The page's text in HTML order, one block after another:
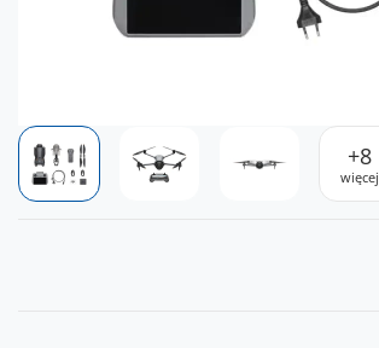
+8
więcej